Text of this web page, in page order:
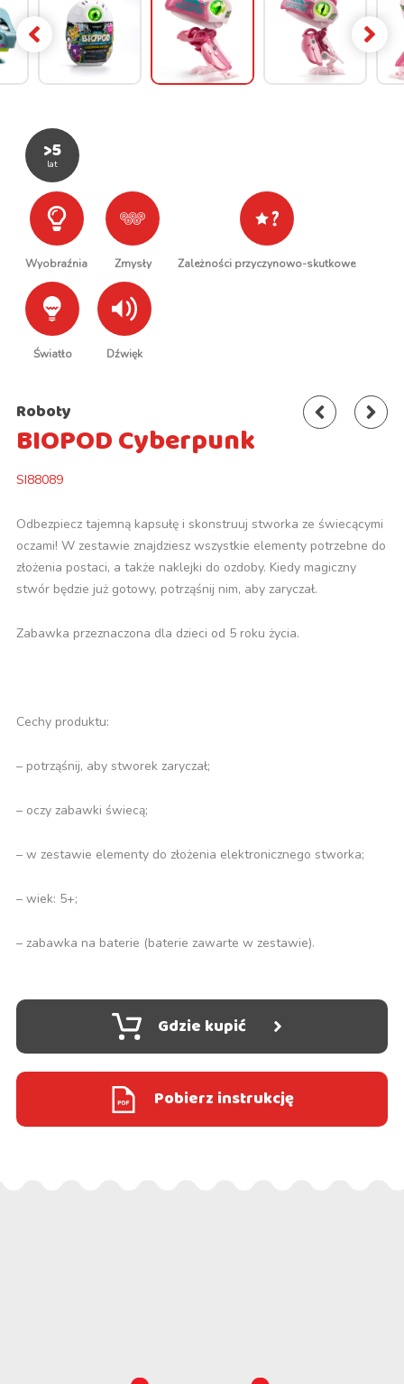
>5
lat
Wyobraźnia Zmysły Zależności przyczynowo-skutkowe
Światło Dźwięk
Roboty
BIOPOD Cyberpunk
SI88089
Odbezpiecz tajemną kapsułę i skonstruuj stworka ze świecącymi
oczami! W zestawie znajdziesz wszystkie elementy potrzebne do
złożenia postaci, a także naklejki do ozdoby. Kiedy magiczny
stwór będzie już gotowy, potrząśnij nim, aby zaryczał.
Zabawka przeznaczona dla dzieci od 5 roku życia.
Cechy produktu:
– potrząśnij, aby stworek zaryczał;
– oczy zabawki świecą;
– w zestawie elementy do złożenia elektronicznego stworka;
– wiek: 5+;
– zabawka na baterie (baterie zawarte w zestawie).
Gdzie kupić
Pobierz instrukcję